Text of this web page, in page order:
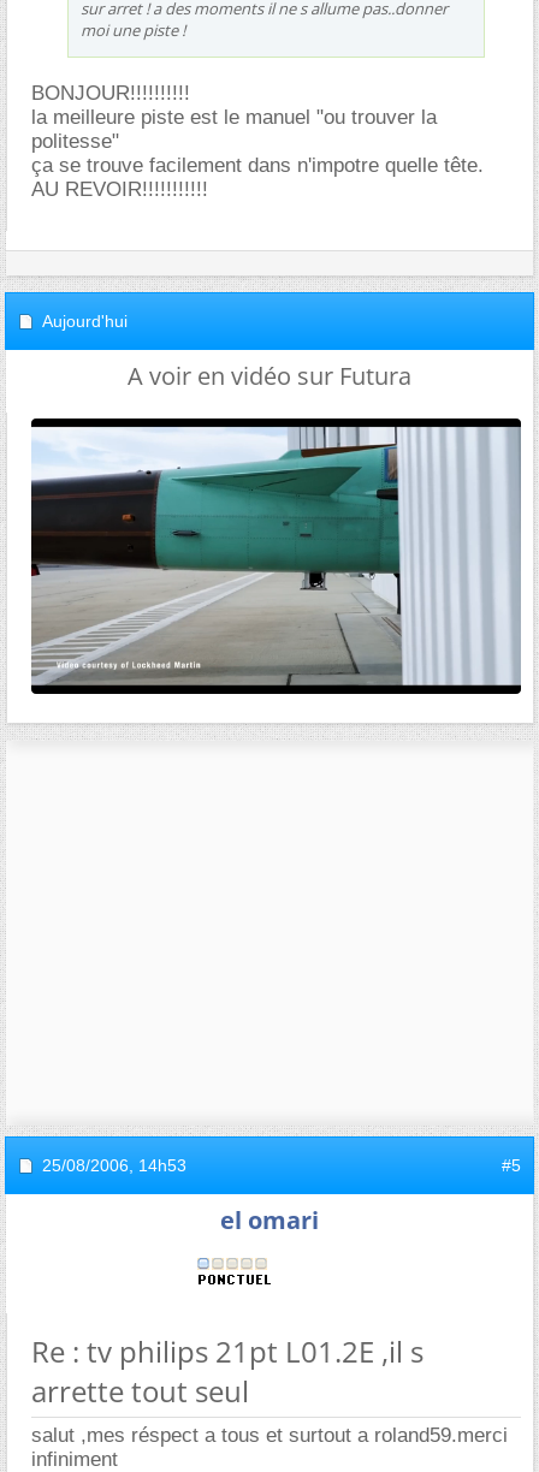
sur arret ! a des moments il ne s allume pas..donner
moi une piste !
BONJOUR!!!!!!!!!!
la meilleure piste est le manuel "ou trouver la
politesse"
ça se trouve facilement dans n'impotre quelle tête.
AU REVOIR!!!!!!!!!!!
Aujourd'hui
A voir en vidéo sur Futura
25/08/2006, 14h53 #5
el omari
Re : tv philips 21pt L01.2E ,il s
arrette tout seul
salut ,mes réspect a tous et surtout a roland59.merci
infiniment